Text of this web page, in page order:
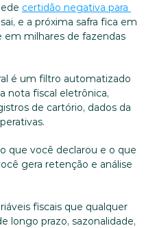
certidão negativa para
e a próxima safra fica em
em milhares de fazendas
é um filtro automatizado
nota fiscal eletrônica,
de cartório, dados da
que você declarou e o que
gera retenção e análise
fiscais que qualquer
longo prazo, sazonalidade,